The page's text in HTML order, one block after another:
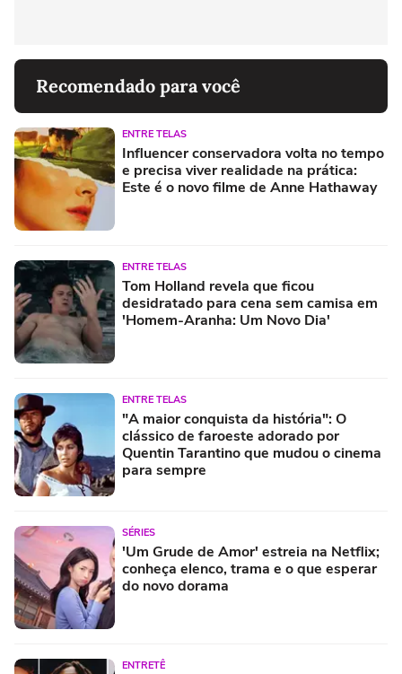
Recomendado para você
ENTRE TELAS
Influencer conservadora volta no tempo
e precisa viver realidade na prática:
Este é o novo filme de Anne Hathaway
ENTRE TELAS
Tom Holland revela que ficou
desidratado para cena sem camisa em
'Homem-Aranha: Um Novo Dia'
ENTRE TELAS
"A maior conquista da história": O
clássico de faroeste adorado por
Quentin Tarantino que mudou o cinema
para sempre
SÉRIES
'Um Grude de Amor' estreia na Netflix;
conheça elenco, trama e o que esperar
do novo dorama
ENTRETÊ